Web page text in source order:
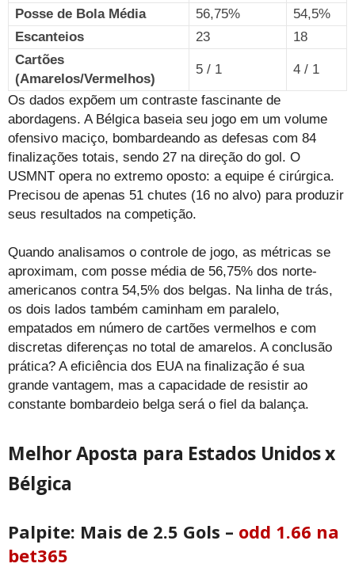
Posse de Bola Média
56,75%
54,5%
Escanteios
23
18
Cartões
(Amarelos/Vermelhos)
5 / 1 4 / 1
Os dados expõem um contraste fascinante de
abordagens. A Bélgica baseia seu jogo em um volume
ofensivo maciço, bombardeando as defesas com 84
finalizações totais, sendo 27 na direção do gol. O
USMNT opera no extremo oposto: a equipe é cirúrgica.
Precisou de apenas 51 chutes (16 no alvo) para produzir
seus resultados na competição.
Quando analisamos o controle de jogo, as métricas se
aproximam, com posse média de 56,75% dos norte-
americanos contra 54,5% dos belgas. Na linha de trás,
os dois lados também caminham em paralelo,
empatados em número de cartões vermelhos e com
discretas diferenças no total de amarelos. A conclusão
prática? A eficiência dos EUA na finalização é sua
grande vantagem, mas a capacidade de resistir ao
constante bombardeio belga será o fiel da balança.
Melhor Aposta para Estados Unidos x
Bélgica
Palpite: Mais de 2.5 Gols – odd 1.66 na
bet365